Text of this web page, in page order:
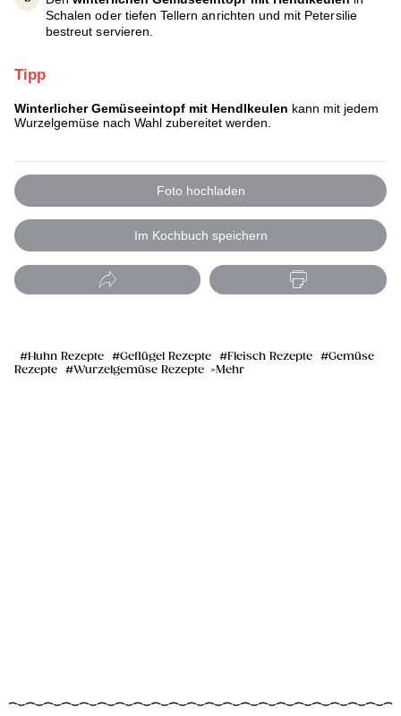
Schalen oder tiefen Tellern anrichten und mit Petersilie
bestreut servieren.
Tipp
Winterlicher Gemüseeintopf mit Hendlkeulen kann mit jedem
Wurzelgemüse nach Wahl zubereitet werden.
Foto hochladen
Im Kochbuch speichern
Huhn Rezepte Geflügel Rezepte Fleisch Rezepte
Gemüse
Rezepte
Wurzelgemüse Rezepte Mehr